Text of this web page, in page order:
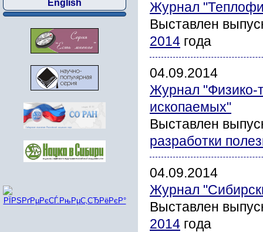
English
Журнал
Выставлен
2014 года
04.09.2014
Журнал "Физико-
ископаемых"
Выставлен
разработки
04.09.2014
Журнал
Выставлен
2014 года